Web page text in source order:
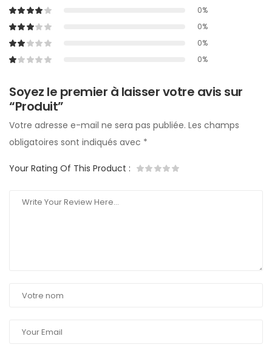
0%
0%
0%
0%
Soyez le premier à laisser votre avis sur
“Produit”
Votre adresse e-mail ne sera pas publiée. Les champs
obligatoires sont indiqués avec *
Your Rating Of This Product :